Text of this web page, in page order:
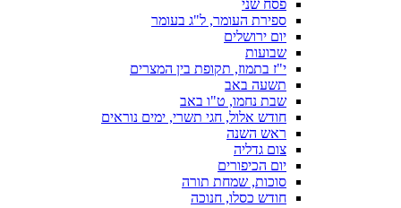
פסח שני
ספירת העומר, ל"ג בעומר
יום ירושלים
שבועות
י"ז בתמוז, תקופת בין המצרים
תשעה באב
שבת נחמו, ט"ו באב
חודש אלול, חגי תשרי, ימים נוראים
ראש השנה
צום גדליה
יום הכיפורים
סוכות, שמחת תורה
חודש כסלו, חנוכה